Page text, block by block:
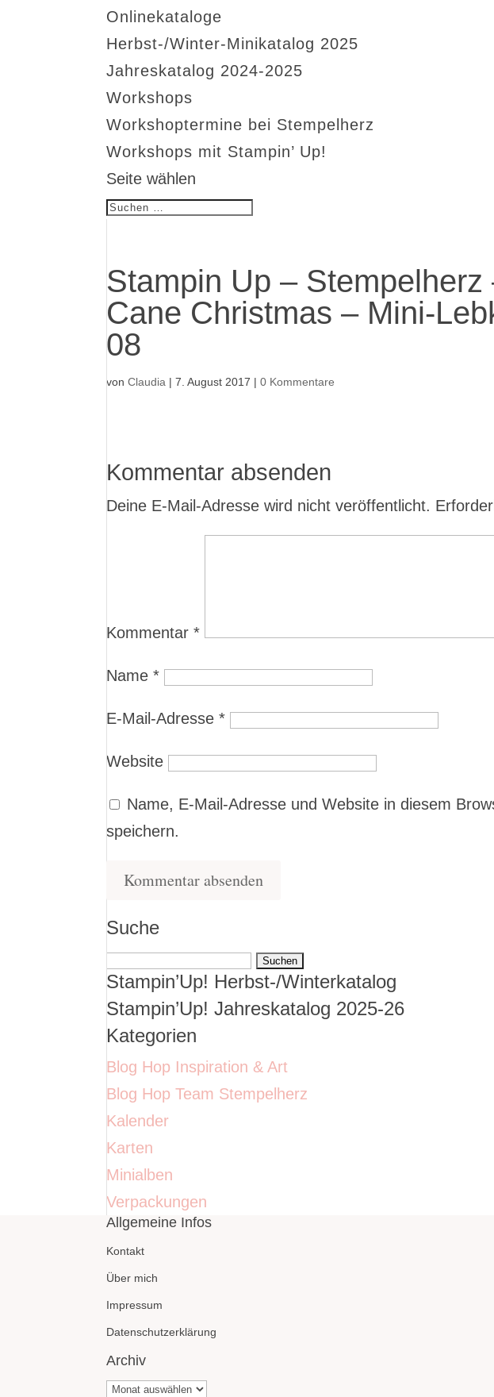
Onlinekataloge
Herbst-/Winter-Minikatalog 2025
Jahreskatalog 2024-2025
Workshops
Workshoptermine bei Stempelherz
Workshops mit Stampin’ Up!
Seite wählen
Stampin Up –
Cane Christmas – Mini-
08
vonClaudia |7. August 2017 |0 Kommentare
Kommentar absenden
Deine E-Mail-Adresse wird nicht veröffentlicht.
Kommentar*
Name*
E-Mail-Adresse*
Website
Name, E-Mail-Adresse und Website in diesem
speichern.
Suche
Suchen
nach:
Stampin’Up! Herbst-/Winterkatalog
Stampin’Up! Jahreskatalog 2025-26
Kategorien
Blog Hop Inspiration & Art
Blog Hop Team Stempelherz
Kalender
Karten
Minialben
Verpackungen
Allgemeine Infos
Kontakt
Über mich
Impressum
Datenschutzerklärung
Archiv
Archiv